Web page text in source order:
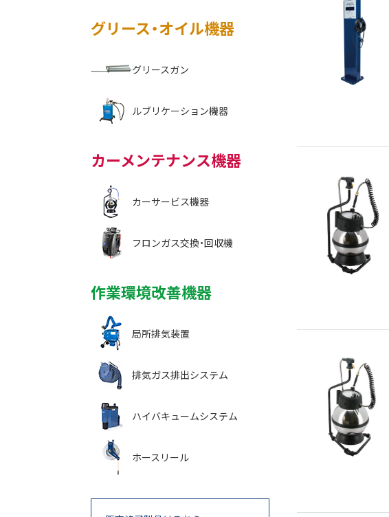
グリース・オイル機器
グリースガン
ルブリケーション機器
カーメンテナンス機器
カーサービス機器
フロンガス交換・回収機
作業環境改善機器
局所排気装置
排気ガス排出システム
ハイバキュームシステム
ホースリール